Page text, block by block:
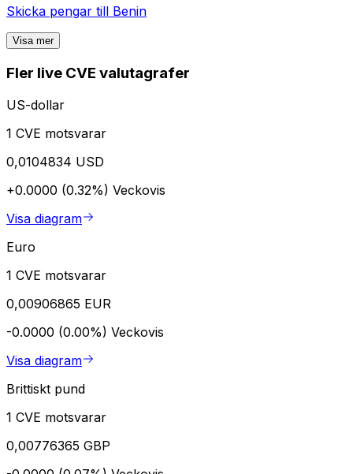
Skicka pengar till Benin
Visa mer
Fler live CVE valutagrafer
US-dollar
1 CVE motsvarar
0,0104834 USD
+0.0000 (0.32%) Veckovis
Visa diagram
Euro
1 CVE motsvarar
0,00906865 EUR
-0.0000 (0.00%) Veckovis
Visa diagram
Brittiskt pund
1 CVE motsvarar
0,00776365 GBP